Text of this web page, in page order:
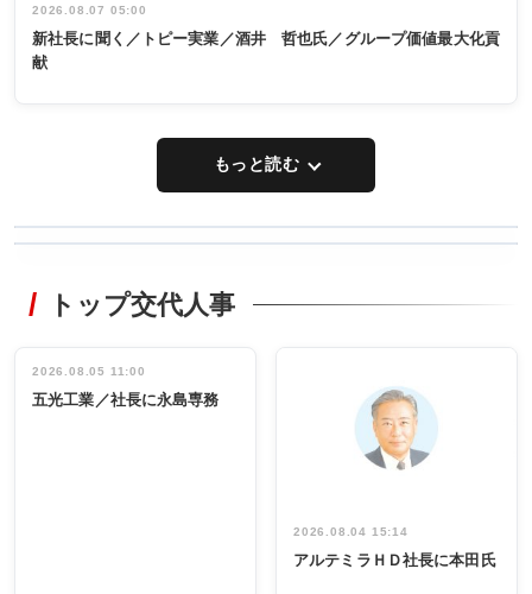
2026.08.07 05:00
新社長に聞く／トピー実業／酒井 哲也氏／グループ価値最大化貢
献
もっと読む
非鉄業界で
インタビュ
ー／社内ア
タックトレー
祝う 業界関
係者ら220人
出席
トップ交代人事
2026.08.05 11:00
五光工業／社長に永島専務
2026.08.04 15:14
アルテミラＨＤ社長に本田氏